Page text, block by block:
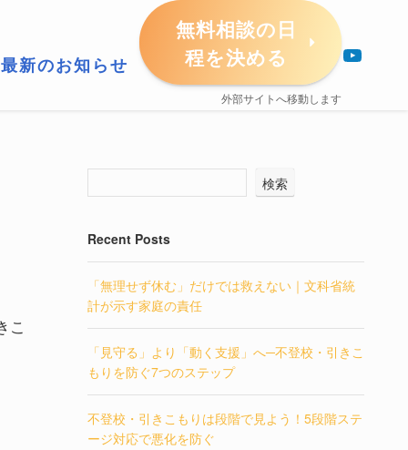
最新のお知らせ
無料相談の日
程を決める
外部サイトへ移動します
YouTube
こ
検索
Recent Posts
「無理せず休む」だけでは救えない｜文科省統
計が示す家庭の責任
「見守る」より「動く支援」へ─不登校・引きこ
もりを防ぐ7つのステップ
不登校・引きこもりは段階で見よう！5段階ステ
ージ対応で悪化を防ぐ